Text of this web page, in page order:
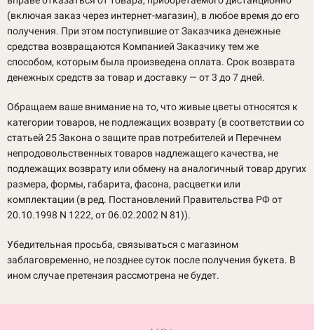
(включая заказ через интернет-магазин), в любое время до его
получения. При этом поступившие от Заказчика денежные
средства возвращаются Компанией Заказчику тем же
способом, которым была произведена оплата. Срок возврата
денежных средств за товар и доставку — от 3 до 7 дней.
Обращаем ваше внимание на то, что живые цветы относятся к
категории товаров, не подлежащих возврату (в соответствии со
статьей 25 Закона о защите прав потребителей и Перечнем
непродовольственных товаров надлежащего качества, не
подлежащих возврату или обмену на аналогичный товар других
размера, формы, габарита, фасона, расцветки или
комплектации (в ред. Постановлений Правительства РФ от
20.10.1998 N 1222, от 06.02.2002 N 81)).
Убедительная просьба, связываться с магазином
заблаговременно, не позднее суток после получения букета. В
ином случае претензия рассмотрена не будет.